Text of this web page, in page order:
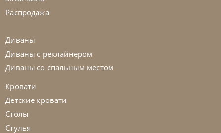
Распродажа
Диваны
Диваны с реклайнером
Диваны со спальным местом
Кровати
Детские кровати
Столы
Стулья